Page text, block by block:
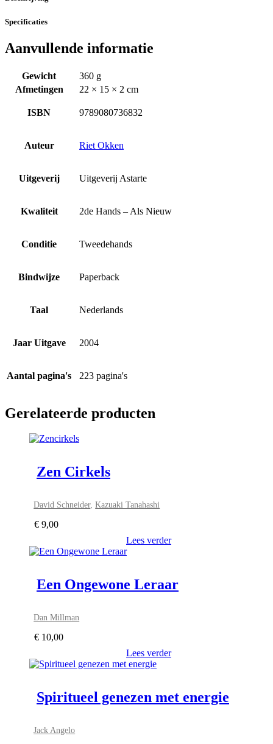
Specificaties
Aanvullende informatie
Gewicht
360 g
Afmetingen
22 × 15 × 2 cm
ISBN 9789080736832
Auteur Riet Okken
Uitgeverij Uitgeverij Astarte
Kwaliteit 2de Hands – Als Nieuw
Conditie Tweedehands
Bindwijze Paperback
Taal Nederlands
Jaar Uitgave 2004
Aantal pagina's 223 pagina's
Gerelateerde producten
Zen Cirkels
David Schneider,Kazuaki Tanahashi
€ 9,00
Lees verder
Een Ongewone Leraar
Dan Millman
€ 10,00
Lees verder
Spiritueel genezen met energie
Jack Angelo